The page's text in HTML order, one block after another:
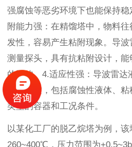
强腐蚀等恶劣环境下也能保持
附能力强：在精馏塔中，物料
发性，容易产生粘附现象。导
测量探头，具有抗粘附设计，
的影响。4.适应性强：导波雷达
液体介质，包括腐蚀性液体、
类型的容器和工况条件。
以某化工厂的脱乙烷塔为例，
260~400℃，压力范围为